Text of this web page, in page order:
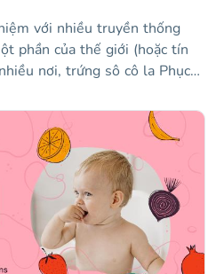
với nhiều truyền thống
phần của thế giới (hoặc tín
nơi, trứng sô cô la Phục
Lễ Phục sinh là một ngày
Vì có rất nhiều truyền
bị một hội thảo để nói
bạn có thể làm điều đó với
các hình minh họa tôn giáo
phần khác nhau để bạn bao
thống yêu thích của bạn
về nó với mẫu này!